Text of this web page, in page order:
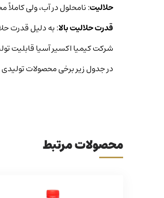
حلالیت: نامحلول در آب، ولی
قدرت حلالیت بالا: به دلیل قدرت
شرکت کیمیا اکسیر آسیا قابلیت
در جدول زیر برخی محصولات تولیدی تینر فوری ۳۰۰۰۰ با مشخصات آن ها و برگ
محصولات مرتبط